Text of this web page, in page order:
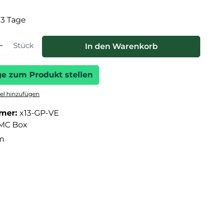
Tage
Gib den gewünschten Wert ein oder benutze die
Stück In den Warenkorb
zum Produkt stellen
hinzufügen
x13-GP-VE
Box